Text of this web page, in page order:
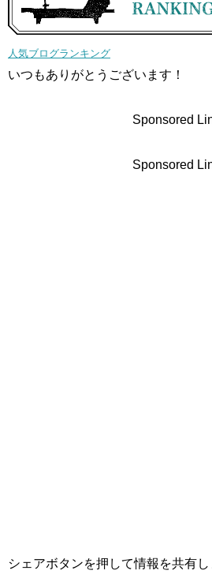
人気ブログランキング
いつもありがとうございます！
Sponsored
Sponsored
シェアボタンを押して情報を共有し